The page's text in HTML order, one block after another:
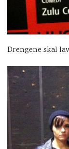
Drengene skal